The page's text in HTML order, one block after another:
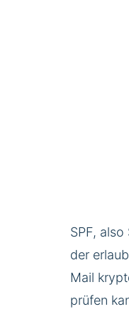
SPF,
der
Mail
prüfen